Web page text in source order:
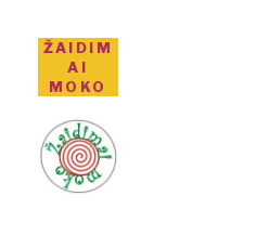
ŽAIDIM
AI
MOKO